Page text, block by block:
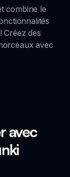
combine le
Créez des
avec
avec